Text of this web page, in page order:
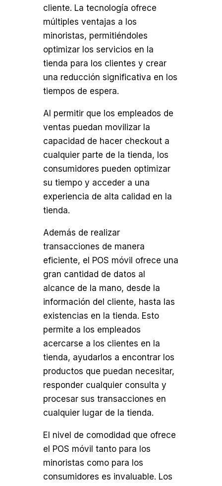
cliente. La tecnología ofrece
múltiples ventajas a los
minoristas, permitiéndoles
optimizar los servicios en la
tienda para los clientes y crear
una reducción significativa en los
tiempos de espera.
Al permitir que los empleados de
ventas puedan movilizar la
capacidad de hacer checkout a
cualquier parte de la tienda, los
consumidores pueden optimizar
su tiempo y acceder a una
experiencia de alta calidad en la
tienda.
Además de realizar
transacciones de manera
eficiente, el POS móvil ofrece una
gran cantidad de datos al
alcance de la mano, desde la
información del cliente, hasta las
existencias en la tienda. Esto
permite a los empleados
acercarse a los clientes en la
tienda, ayudarlos a encontrar los
productos que puedan necesitar,
responder cualquier consulta y
procesar sus transacciones en
cualquier lugar de la tienda.
El nivel de comodidad que ofrece
el POS móvil tanto para los
minoristas como para los
consumidores es invaluable. Los